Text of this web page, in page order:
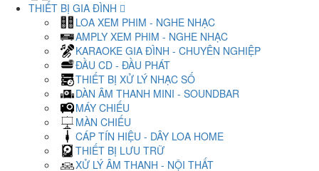
THIẾT BỊ GIA ĐÌNH
LOA XEM PHIM - NGHE NHẠC
AMPLY XEM PHIM - NGHE NHẠC
KARAOKE GIA ĐÌNH - CHUYÊN NGHIỆP
ĐẦU CD - ĐẦU PHÁT
THIẾT BỊ XỬ LÝ NHẠC SỐ
DÀN ÂM THANH MINI - SOUNDBAR
MÁY CHIẾU
MÀN CHIẾU
CÁP TÍN HIỆU - DÂY LOA HOME
THIẾT BỊ LƯU TRỮ
XỬ LÝ ÂM THANH - NỘI THẤT